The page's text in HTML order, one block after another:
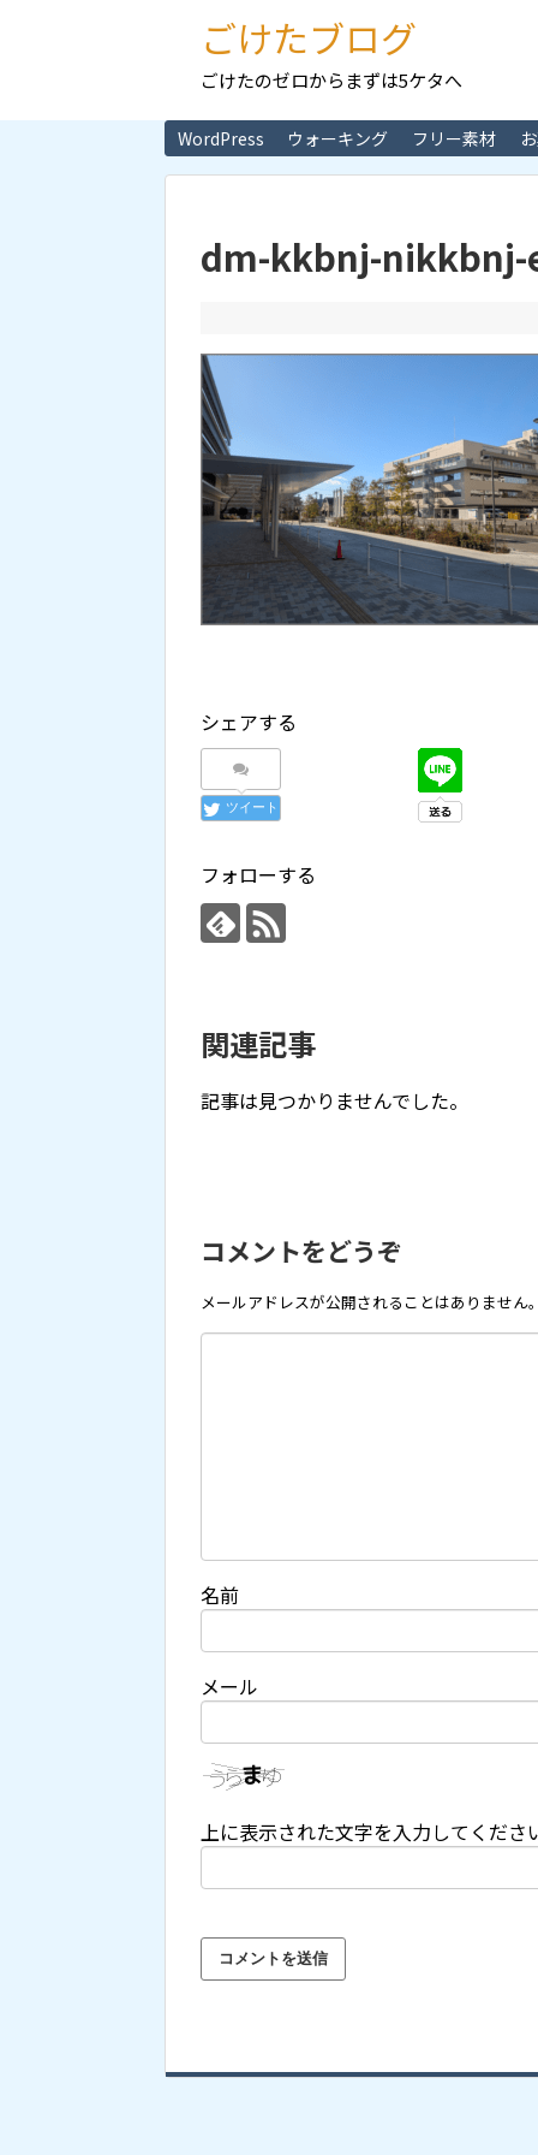
ごけたブログ
ごけたのゼロからまずは5ケタへ
WordPress ウォーキング フリー素材
dm-kkbnj-nikkbnj-
シェアする
ツイート
フォローする
関連記事
記事は見つかりませんでした。
コメントをどうぞ
メールアドレスが公開されることはありません
名前
メール
上に表示された文字を入力してくださ